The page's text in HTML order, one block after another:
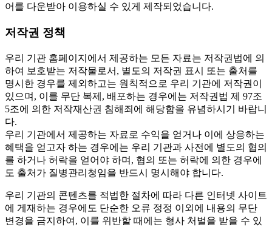
어를 다운받아 이용하실 수 있게 제작되었습니다.
저작권 정책
우리 기관 홈페이지에서 제공하는 모든 자료는 저작권법에 의
하여 보호받는 저작물로서, 별도의 저작권 표시 또는 출처를
명시한 경우를 제외하고는 원칙적으로 우리 기관에 저작권이
있으며, 이를 무단 복제, 배포하는 경우에는 저작권법 제 97조
5조에 의한 저작재산권 침해죄에 해당함을 유념하시기 바랍니
다.
우리 기관에서 제공하는 자료로 수익을 얻거나 이에 상응하는
혜택을 얻고자 하는 경우에는 우리 기관과 사전에 별도의 협의
를 하거나 허락을 얻어야 하며, 협의 또는 허락에 의한 경우에
도 출처가 질병관리청임을 반드시 명시해야 합니다.
우리 기관의 콘텐츠를 적법한 절차에 따라 다른 인터넷 사이트
에 게재하는 경우에도 단순한 오류 정정 이외에 내용의 무단
변경을 금지하여, 이를 위반할 때에는 형사 처벌을 받을 수 있